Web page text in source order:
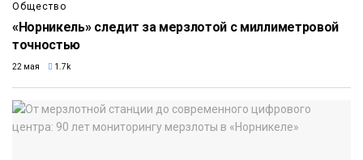
Общество
«Норникель» следит за мерзлотой с миллиметровой
точностью
22 мая 1.7k